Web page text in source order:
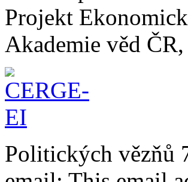
Projekt
Akademie věd
Politických vězňů